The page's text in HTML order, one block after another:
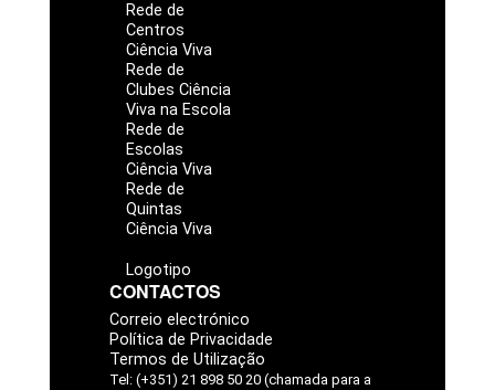
Rede de
Centros
Ciência Viva
Rede de
Clubes Ciência
Viva na Escola
Rede de
Escolas
Ciência Viva
Rede de
Quintas
Ciência Viva
Logotipo
CONTACTOS
Correio electrónico
Política de Privacidade
Termos de Utilização
Tel: (+351) 21 898 50 20 (chamada para a